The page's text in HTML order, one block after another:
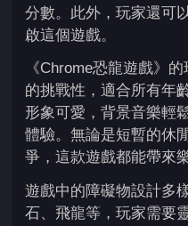
分數。此外，玩家還可
啟這個遊戲。
《Chrome恐龍遊戲》
的挑戰性，適合所有年
形象可愛，背景音樂輕
體驗。無論是短暫的休
爭，這款遊戲都能帶來樂
遊戲中的障礙物設計多
石、飛龍等，玩家需要